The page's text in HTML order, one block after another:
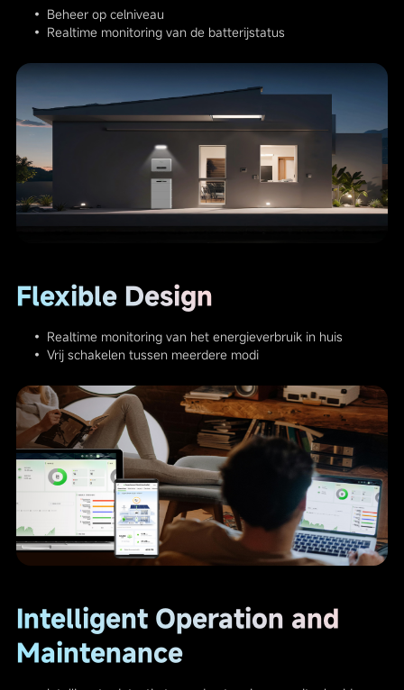
• Beheer op celniveau
• Realtime monitoring van de batterijstatus
Flexible Design
• Realtime monitoring van het energieverbruik in huis
• Vrij schakelen tussen meerdere modi
Intelligent Operation and
Maintenance